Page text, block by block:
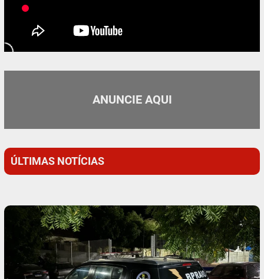
ANUNCIE AQUI
ÚLTIMAS NOTÍCIAS